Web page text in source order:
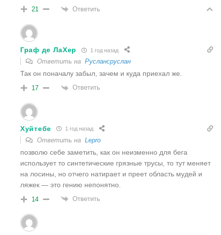
21 Ответить
Граф де ЛаХер 1 год назад
Ответить на Руслансруслан
Так он поначалу забыл, зачем и куда приехал же.
17 Ответить
Хуйтебе 1 год назад
Ответить на Lepro
позволю себе заметить, как он неизменно для бега
использует то синтетические грязные трусы, то тут меняет
на лосины, но отчего натирает и преет область мудей и
ляжек — это гению непонятно.
14 Ответить